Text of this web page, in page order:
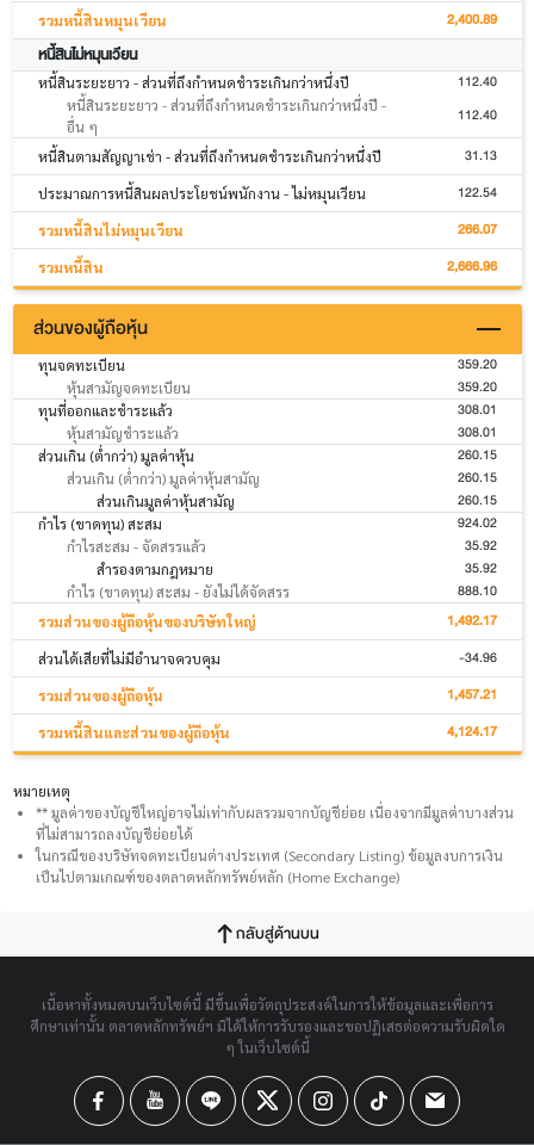
รวมหนี้สินหมุนเวียน 2,400.89
หนี้สินไม่หมุนเวียน
หนี้สินระยะยาว - ส่วนที่ถึงกำหนดชำระเกินกว่าหนึ่งปี 112.40
หนี้สินระยะยาว - ส่วนที่ถึงกำหนดชำระเกินกว่าหนึ่งปี -
อื่น ๆ
112.40
หนี้สินตามสัญญาเช่า - ส่วนที่ถึงกำหนดชำระเกินกว่าหนึ่งปี 31.13
ประมาณการหนี้สินผลประโยชน์พนักงาน - ไม่หมุนเวียน 122.54
รวมหนี้สินไม่หมุนเวียน 266.07
รวมหนี้สิน 2,666.96
ส่วนของผู้ถือหุ้น
ทุนจดทะเบียน 359.20
หุ้นสามัญจดทะเบียน 359.20
ทุนที่ออกและชำระแล้ว 308.01
หุ้นสามัญชำระแล้ว 308.01
ส่วนเกิน (ต่ำกว่า) มูลค่าหุ้น 260.15
ส่วนเกิน (ต่ำกว่า) มูลค่าหุ้นสามัญ 260.15
ส่วนเกินมูลค่าหุ้นสามัญ 260.15
กำไร (ขาดทุน) สะสม 924.02
กำไรสะสม - จัดสรรแล้ว 35.92
สำรองตามกฎหมาย 35.92
กำไร (ขาดทุน) สะสม - ยังไม่ได้จัดสรร 888.10
รวมส่วนของผู้ถือหุ้นของบริษัทใหญ่ 1,492.17
ส่วนได้เสียที่ไม่มีอำนาจควบคุม -34.96
รวมส่วนของผู้ถือหุ้น 1,457.21
รวมหนี้สินและส่วนของผู้ถือหุ้น 4,124.17
หมายเหตุ
** มูลค่าของบัญชีใหญ่อาจไม่เท่ากับผลรวมจากบัญชีย่อย เนื่องจากมีมูลค่าบางส่วน
ที่ไม่สามารถลงบัญชีย่อยได้
ในกรณีของบริษัทจดทะเบียนต่างประเทศ (Secondary Listing) ข้อมูลงบการเงิน
เป็นไปตามเกณฑ์ของตลาดหลักทรัพย์หลัก (Home Exchange)
กลับสู่ด้านบน
เนื้อหาทั้งหมดบนเว็บไซต์นี้ มีขึ้นเพื่อวัตถุประสงค์ในการให้ข้อมูลและเพื่อการ
ศึกษาเท่านั้น ตลาดหลักทรัพย์ฯ มิได้ให้การรับรองและขอปฏิเสธต่อความรับผิดใด
ๆ ในเว็บไซต์นี้